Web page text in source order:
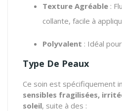
Texture Agréable :
collante, facile à
Polyvalent : Idéal
Type De Peaux
Ce soin est spécifiquement
sensibles fragilisées,
soleil, suite à des :